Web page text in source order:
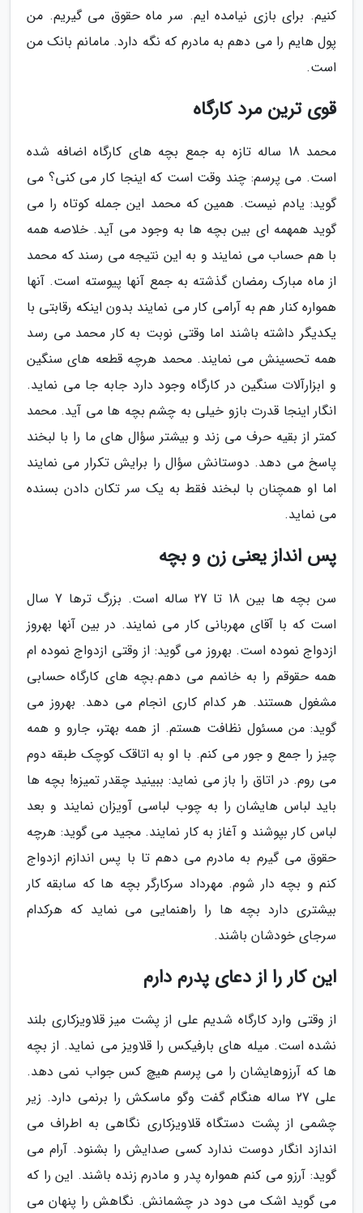
کنیم. برای بازی نیامده ایم. سر ماه حقوق می گیریم. من
پول هایم را می دهم به مادرم که نگه دارد. مامانم بانک من
است.
قوی ترین مرد کارگاه
محمد 18 ساله تازه به جمع بچه های کارگاه اضافه شده
است. می پرسم: چند وقت است که اینجا کار می کنی؟ می
گوید: یادم نیست. همین که محمد این جمله کوتاه را می
گوید همهمه ای بین بچه ها به وجود می آید. خلاصه همه
با هم حساب می نمایند و به این نتیجه می رسند که محمد
از ماه مبارک رمضان گذشته به جمع آنها پیوسته است. آنها
همواره کنار هم به آرامی کار می نمایند بدون اینکه رقابتی با
یکدیگر داشته باشند اما وقتی نوبت به کار محمد می رسد
همه تحسینش می نمایند. محمد هرچه قطعه های سنگین
و ابزارآلات سنگین در کارگاه وجود دارد جابه جا می نماید.
انگار اینجا قدرت بازو خیلی به چشم بچه ها می آید. محمد
کمتر از بقیه حرف می زند و بیشتر سؤال های ما را با لبخند
پاسخ می دهد. دوستانش سؤال را برایش تکرار می نمایند
اما او همچنان با لبخند فقط به یک سر تکان دادن بسنده
می نماید.
پس انداز یعنی زن و بچه
سن بچه ها بین 18 تا 27 ساله است. بزرگ ترها 7 سال
است که با آقای مهربانی کار می نمایند. در بین آنها بهروز
ازدواج نموده است. بهروز می گوید: از وقتی ازدواج نموده ام
همه حقوقم را به خانمم می دهم.بچه های کارگاه حسابی
مشغول هستند. هر کدام کاری انجام می دهد. بهروز می
گوید: من مسئول نظافت هستم. از همه بهتر، جارو و همه
چیز را جمع و جور می کنم. با او به اتاقک کوچک طبقه دوم
می روم. در اتاق را باز می نماید: ببینید چقدر تمیزه! بچه ها
باید لباس هایشان را به چوب لباسی آویزان نمایند و بعد
لباس کار بپوشند و آغاز به کار نمایند. مجید می گوید: هرچه
حقوق می گیرم به مادرم می دهم تا با پس اندازم ازدواج
کنم و بچه دار شوم. مهرداد سرکارگر بچه ها که سابقه کار
بیشتری دارد بچه ها را راهنمایی می نماید که هرکدام
سرجای خودشان باشند.
این کار را از دعای پدرم دارم
از وقتی وارد کارگاه شدیم علی از پشت میز قلاویزکاری بلند
نشده است. میله های بارفیکس را قلاویز می نماید. از بچه
ها که آرزوهایشان را می پرسم هیچ کس جواب نمی دهد.
علی 27 ساله هنگام گفت وگو ماسکش را برنمی دارد. زیر
چشمی از پشت دستگاه قلاویزکاری نگاهی به اطراف می
اندازد انگار دوست ندارد کسی صدایش را بشنود. آرام می
گوید: آرزو می کنم همواره پدر و مادرم زنده باشند. این را که
می گوید اشک می دود در چشمانش. نگاهش را پنهان می